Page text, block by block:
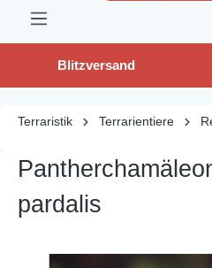
Blitzversand
Terraristik Terrarientiere
pardalis
Bildergalerie überspringen